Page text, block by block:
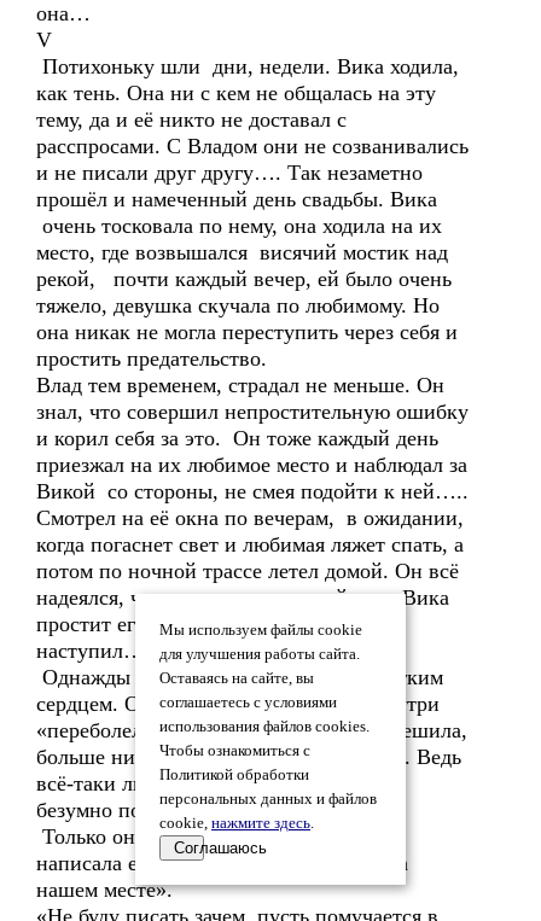
она…
V
Потихоньку шли дни, недели. Вика ходила,
как тень. Она ни с кем не общалась на эту
тему, да и её никто не доставал с
расспросами. С Владом они не созванивались
и не писали друг другу…. Так незаметно
прошёл и намеченный день свадьбы. Вика
очень тосковала по нему, она ходила на их
место, где возвышался висячий мостик над
рекой, почти каждый вечер, ей было очень
тяжело, девушка скучала по любимому. Но
она никак не могла переступить через себя и
простить предательство.
Влад тем временем, страдал не меньше. Он
знал, что совершил непростительную ошибку
и корил себя за это. Он тоже каждый день
приезжал на их любимое место и наблюдал за
Викой со стороны, не смея подойти к ней…..
Смотрел на её окна по вечерам, в ожидании,
когда погаснет свет и любимая ляжет спать, а
потом по ночной трассе летел домой. Он всё
надеялся, что в один прекрасный день Вика
простит его и позовёт…. И этот день
наступил….,только спустя 5 месяцев.
Однажды утром Вика проснулась с лёгким
сердцем. Она поняла, что всё у неё внутри
«переболело». Она простила Влада и решила,
больше никогда не вспоминать об этом. Ведь
всё-таки любить, значит прощать. Она
безумно по нему соскучилась.
Только она продрала глаза, как быстро
написала ему смс : «Жду сегодня в 5 на
нашем месте».
«Не буду писать зачем, пусть помучается в
Мы используем файлы cookie
для улучшения работы сайта.
Оставаясь на сайте, вы
соглашаетесь с условиями
использования файлов cookies.
Чтобы ознакомиться с
Политикой обработки
персональных данных и файлов
cookie, нажмите здесь.
Соглашаюсь